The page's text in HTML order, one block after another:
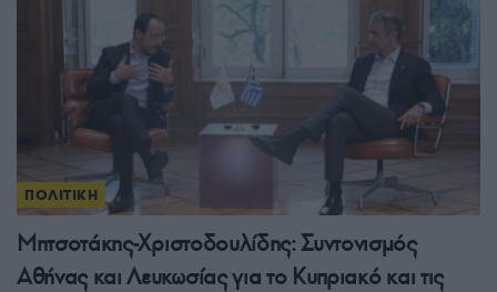
ΠΟΛΙΤΙΚΗ
Μητσοτάκης-Χριστοδουλίδης: Συντονισμός
Αθήνας και Λευκωσίας για το Κυπριακό και τις